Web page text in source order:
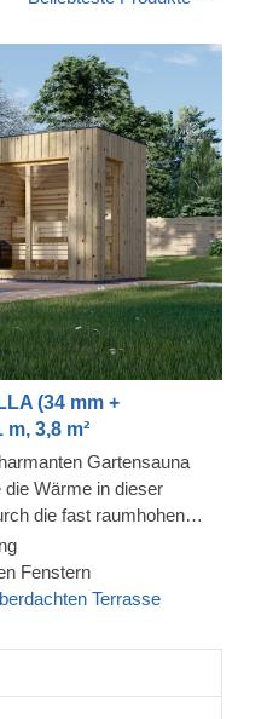
(34 mm +
3,8 m²
Gartensauna
Wärme in dieser
die fast raumhohen
die Anspannung immer
Fassadenverkleidung
zur Robustheit und
und ihr zudem ein
verleiht. Die hohe Decke
Wärme aufstauen kann
gewährleistet,
Fenstern
Terrasse